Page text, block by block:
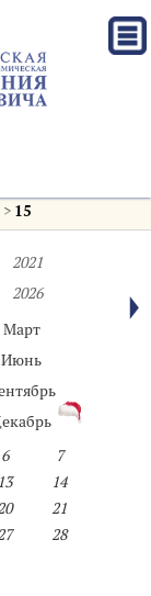
> 15
2021
2026
Март
Июнь
6
7
13
14
21
28